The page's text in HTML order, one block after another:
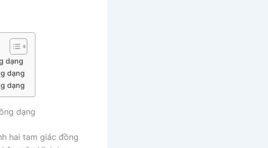
dạng
dạng
dạng
dạng
hai tam giác đồng